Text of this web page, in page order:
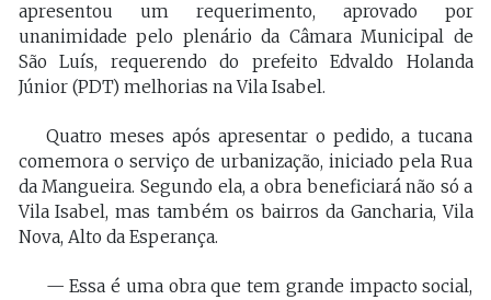
apresentou um requerimento, aprovado por
unanimidade pelo plenário da Câmara Municipal de
São Luís, requerendo do prefeito Edvaldo Holanda
Júnior (PDT) melhorias na Vila Isabel.
Quatro meses após apresentar o pedido, a tucana
comemora o serviço de urbanização, iniciado pela Rua
da Mangueira. Segundo ela, a obra beneficiará não só a
Vila Isabel, mas também os bairros da Gancharia, Vila
Nova, Alto da Esperança.
— Essa é uma obra que tem grande impacto social,